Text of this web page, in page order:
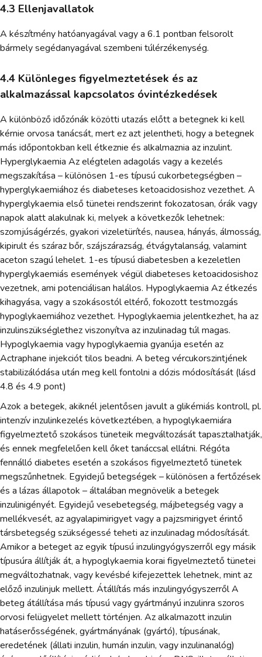
4.3 Ellenjavallatok
A készítmény hatóanyagával vagy a 6.1 pontban felsorolt
bármely segédanyagával szembeni túlérzékenység.
4.4 Különleges figyelmeztetések és az
alkalmazással kapcsolatos óvintézkedések
A különböző időzónák közötti utazás előtt a betegnek ki kell
kérnie orvosa tanácsát, mert ez azt jelentheti, hogy a betegnek
más időpontokban kell étkeznie és alkalmaznia az inzulint.
Hyperglykaemia Az elégtelen adagolás vagy a kezelés
megszakítása – különösen 1-es típusú cukorbetegségben –
hyperglykaemiához és diabeteses ketoacidosishoz vezethet. A
hyperglykaemia első tünetei rendszerint fokozatosan, órák vagy
napok alatt alakulnak ki, melyek a következők lehetnek:
szomjúságérzés, gyakori vizeletürítés, nausea, hányás, álmosság,
kipirult és száraz bőr, szájszárazság, étvágytalanság, valamint
aceton szagú lehelet. 1-es típusú diabetesben a kezeletlen
hyperglykaemiás események végül diabeteses ketoacidosishoz
vezetnek, ami potenciálisan halálos. Hypoglykaemia Az étkezés
kihagyása, vagy a szokásostól eltérő, fokozott testmozgás
hypoglykaemiához vezethet. Hypoglykaemia jelentkezhet, ha az
inzulinszükséglethez viszonyítva az inzulinadag túl magas.
Hypoglykaemia vagy hypoglykaemia gyanúja esetén az
Actraphane injekciót tilos beadni. A beteg vércukorszintjének
stabilizálódása után meg kell fontolni a dózis módosítását (lásd
4.8 és 4.9 pont)
Azok a betegek, akiknél jelentősen javult a glikémiás kontroll, pl.
intenzív inzulinkezelés következtében, a hypoglykaemiára
figyelmeztető szokásos tüneteik megváltozását tapasztalhatják,
és ennek megfelelően kell őket tanáccsal ellátni. Régóta
fennálló diabetes esetén a szokásos figyelmeztető tünetek
megszűnhetnek. Egyidejű betegségek – különösen a fertőzések
és a lázas állapotok – általában megnövelik a betegek
inzulinigényét. Egyidejű vesebetegség, májbetegség vagy a
mellékvesét, az agyalapimirigyet vagy a pajzsmirigyet érintő
társbetegség szükségessé teheti az inzulinadag módosítását.
Amikor a beteget az egyik típusú inzulingyógyszerről egy másik
típusúra állítják át, a hypoglykaemia korai figyelmeztető tünetei
megváltozhatnak, vagy kevésbé kifejezettek lehetnek, mint az
előző inzulinjuk mellett. Átállítás más inzulingyógyszerről A
beteg átállítása más típusú vagy gyártmányú inzulinra szoros
orvosi felügyelet mellett történjen. Az alkalmazott inzulin
hatáserősségének, gyártmányának (gyártó), típusának,
eredetének (állati inzulin, humán inzulin, vagy inzulinanalóg)